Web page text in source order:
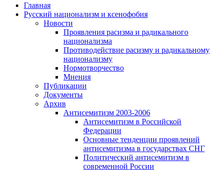
Главная
Русский национализм и ксенофобия
Новости
Проявления расизма и радикального
национализма
Противодействие расизму и радикальному
национализму
Нормотворчество
Мнения
Публикации
Документы
Архив
Антисемитизм 2003-2006
Антисемитизм в Российской
Федерации
Основные тенденции проявлений
антисемитизма в государствах СНГ
Политический антисемитизм в
современной России